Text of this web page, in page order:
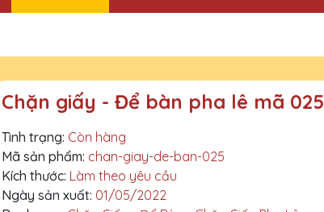
Chặn giấy - Để bàn pha lê mã 025
Tình trạng: Còn hàng
Mã sản phẩm: chan-giay-de-ban-025
Kích thước: Làm theo yêu cầu
Ngày sản xuất: 01/05/2022